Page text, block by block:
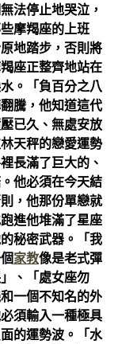
法停止地哭泣，
摩羯座的上班
地踏步，否則將
座正整齊地站在
。「負百分之八
騰，他知道這代
已久、無處安放
天秤的戀愛運勢
長滿了巨大的、
他必須在今天結
，他那份單戀就
進他堆滿了星座
秘密武器。「我
家教像是老式彈
、「處女座勿
一個不知名的外
須輸入一種極具
的運勢波。「水